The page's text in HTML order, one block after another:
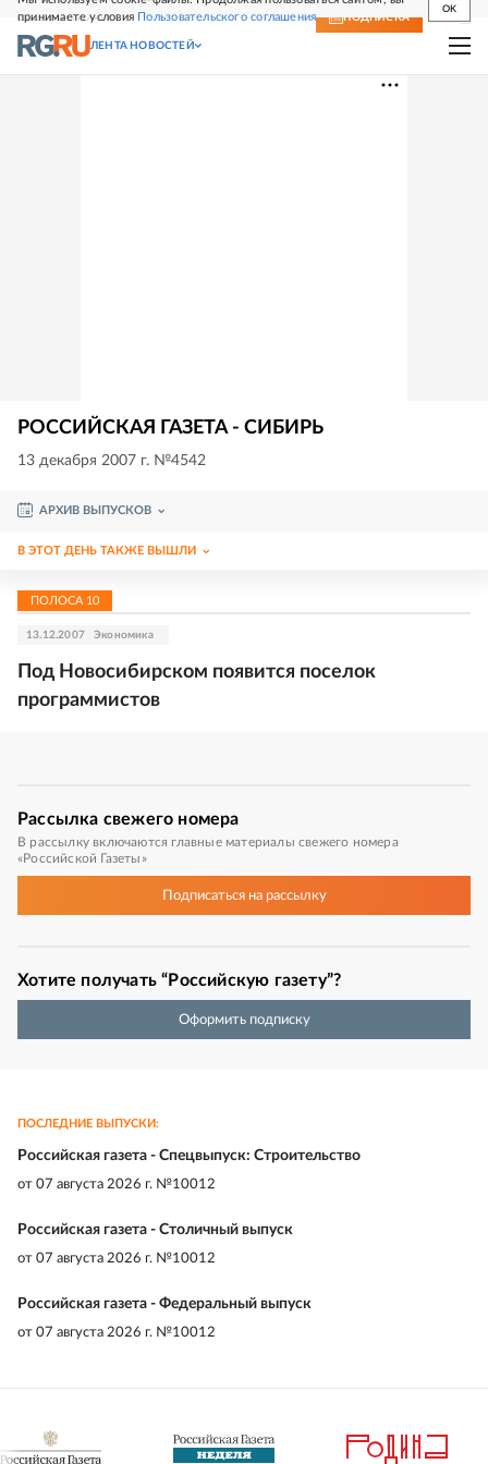
принимаете условия Пользовательского соглашения
OK
СВЕЖИЙ НОМЕР ПОДПИСКА
ЛЕНТА НОВОСТЕЙ
РОССИЙСКАЯ ГАЗЕТА - СИБИРЬ
13 декабря 2007 г. №4542
АРХИВ ВЫПУСКОВ
В ЭТОТ ДЕНЬ ТАКЖЕ ВЫШЛИ
ПОЛОСА 10
13.12.2007 Экономика
Под Новосибирском появится поселок
программистов
Рассылка свежего номера
В рассылку включаются главные материалы свежего номера
«Российской Газеты»
Подписатьсяна рассылку
Хотите получать “Российскую газету”?
Оформить подписку
ПОСЛЕДНИЕ ВЫПУСКИ:
Российская газета - Спецвыпуск: Строительство
от 07 августа 2026 г. №10012
Российская газета - Столичный выпуск
от 07 августа 2026 г. №10012
Российская газета - Федеральный выпуск
от 07 августа 2026 г. №10012